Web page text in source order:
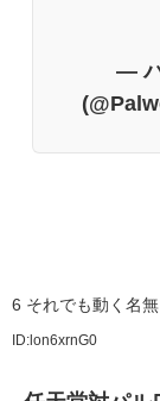
—
6 それでも動く名
ID:lon6xrnG0